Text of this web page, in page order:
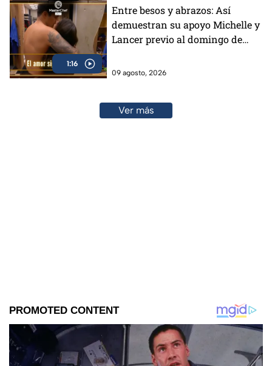
1:16
Entre besos y abrazos: Así
demuestran su apoyo Michelle y
Lancer previo al domingo de
(VIDEO)
09 agosto, 2026
Ver más